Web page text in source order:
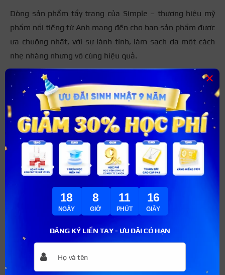
Dòng sản phẩm tẩy trang của Simple – thương hiệu mỹ
phẩm nổi tiếng từ Anh mang đến cho bạn sản phẩm được
ưa chuộng nhất, với sự lành tính, làm sạch da một cách
nhẹ nhàng nhưng vô cùng hiệu quả.
Với chi phí chỉ 230.000 VNĐ/chai.
Thiết kế bao bì đơn giản – tập trung vào sản phẩm
Nước tẩy trang cho nam Nivea
ĐĂNG KÝ LIỀN TAY - ƯU ĐÃI CÓ HẠN
18
NGÀY
8
GIỜ
11
PHÚT
15
GIÂY
×